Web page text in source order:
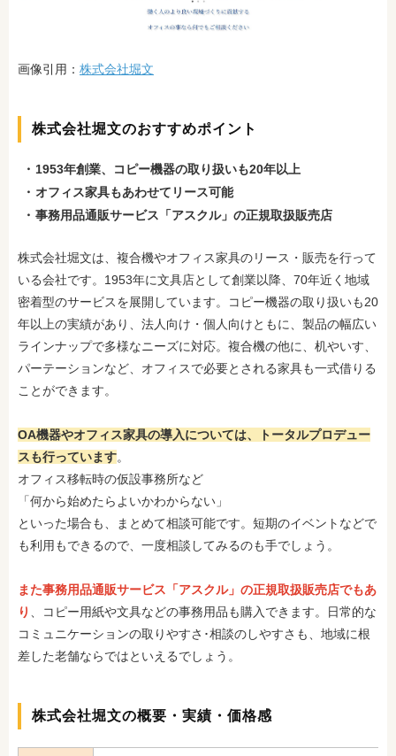
画像引用： 株式会社堀文
株式会社堀文のおすすめポイント
1953年創業、コピー機器の取り扱いも20年以上
オフィス家具もあわせてリース可能
事務用品通販サービス「アスクル」の正規取扱販売店
株式会社堀文は、複合機やオフィス家具のリース・販売を行って
いる会社です。1953年に文具店として創業以降、70年近く地域
密着型のサービスを展開しています。コピー機器の取り扱いも20
年以上の実績があり、法人向け・個人向けともに、製品の幅広い
ラインナップで多様なニーズに対応。複合機の他に、机やいす、
パーテーションなど、オフィスで必要とされる家具も一式借りる
ことができます。
OA機器やオフィス家具の導入については、トータルプロデュー
スも行っています。
オフィス移転時の仮設事務所など
「何から始めたらよいかわからない」
といった場合も、まとめて相談可能です。短期のイベントなどで
も利用もできるので、一度相談してみるのも手でしょう。
また事務用品通販サービス「アスクル」の正規取扱販売店でもあ
り
、コピー用紙や文具などの事務用品も購入できます。日常的な
コミュニケーションの取りやすさ･相談のしやすさも、地域に根
差した老舗ならではといえるでしょう。
株式会社堀文の概要・実績・価格感